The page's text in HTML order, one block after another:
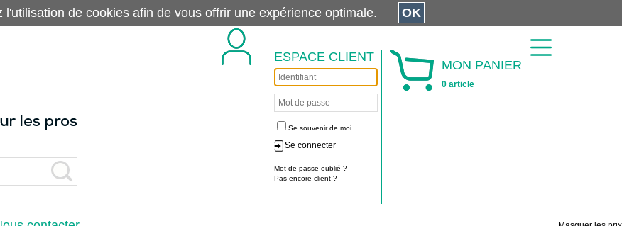
ESPACE CLIENT
Se souvenir de moi
Se connecter
Mot de passe oublié ?
Pas encore client ?
MON PANIER
0 article
l'utilisation de cookies afin de vous offrir une expérience optimale. OK